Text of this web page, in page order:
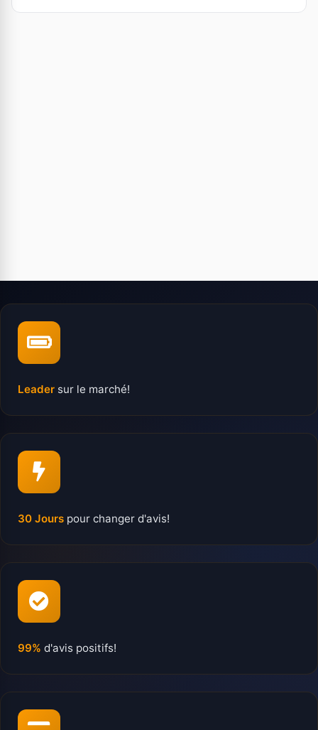
Leader sur le marché!
30 Jours pour changer d'avis!
99% d'avis positifs!